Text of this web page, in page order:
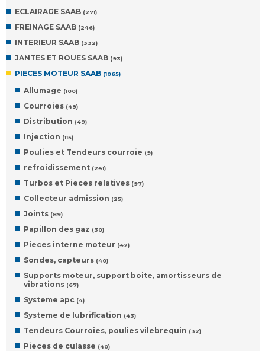
ECLAIRAGE SAAB (271)
FREINAGE SAAB (246)
INTERIEUR SAAB (332)
JANTES ET ROUES SAAB (93)
PIECES MOTEUR SAAB (1065)
Allumage (100)
Courroies (49)
Distribution (49)
Injection (115)
Poulies et Tendeurs courroie (9)
refroidissement (241)
Turbos et Pieces relatives (97)
Collecteur admission (25)
Joints (89)
Papillon des gaz (30)
Pieces interne moteur (42)
Sondes, capteurs (40)
Supports moteur, support boite, amortisseurs de
vibrations (67)
Systeme apc (4)
Systeme de lubrification (43)
Tendeurs Courroies, poulies vilebrequin (32)
Pieces de culasse (40)